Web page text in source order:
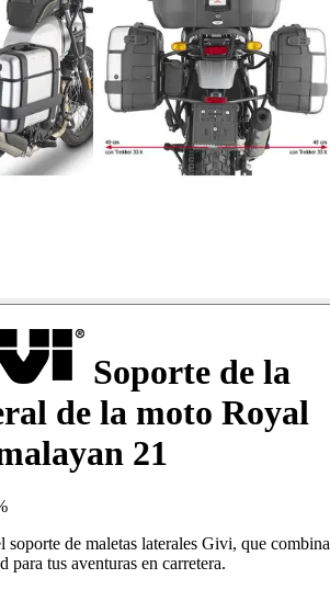
Soporte de la
de la moto Royal
21
de maletas laterales Givi, que combina
para tus aventuras en carretera.